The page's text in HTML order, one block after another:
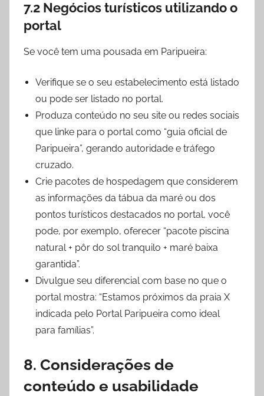
7.2 Negócios turísticos utilizando o
portal
Se você tem uma pousada em Paripueira:
Verifique se o seu estabelecimento está listado
ou pode ser listado no portal.
Produza conteúdo no seu site ou redes sociais
que linke para o portal como “guia oficial de
Paripueira”, gerando autoridade e tráfego
cruzado.
Crie pacotes de hospedagem que considerem
as informações da tábua da maré ou dos
pontos turísticos destacados no portal, você
pode, por exemplo, oferecer “pacote piscina
natural + pôr do sol tranquilo + maré baixa
garantida”.
Divulgue seu diferencial com base no que o
portal mostra: “Estamos próximos da praia X
indicada pelo Portal Paripueira como ideal
para famílias”.
8. Considerações de
conteúdo e usabilidade